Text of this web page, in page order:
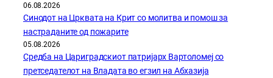
06.08.2026
Синодот на Црквата на Крит со молитва и помош за
настраданите од пожарите
05.08.2026
Средба на Цариградскиот патријарх Вартоломеј со
претседателот на Владата во егзил на Абхазија